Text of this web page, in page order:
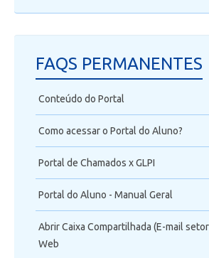
FAQS PERMANENTES
Conteúdo do Portal
Como acessar o Portal do Aluno?
Portal de Chamados x GLPI
Portal do Aluno - Manual Geral
Abrir Caixa Compartilhada (E-mail
Web